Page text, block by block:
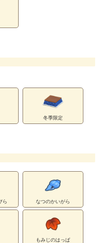
冬季限定
ら なつのかいがら
もみじのはっぱ